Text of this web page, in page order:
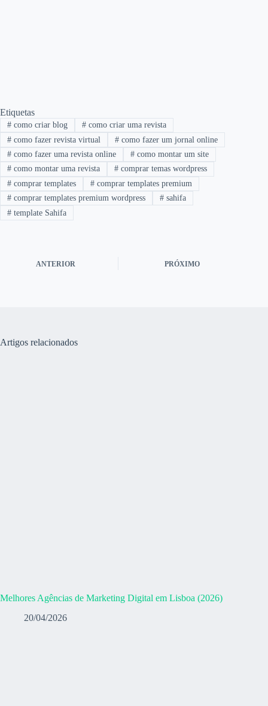
Etiquetas
#como criar blog #como criar uma revista
#como fazer revista virtual #como fazer um jornal online
#como fazer uma revista online #como montar um site
#como montar uma revista #comprar temas wordpress
#comprar templates #comprar templates premium
#comprar templates premium wordpress #sahifa
#template Sahifa
ANTERIOR PRÓXIMO
Artigos relacionados
Melhores Agências de Marketing Digital em Lisboa (2026)
20/04/2026